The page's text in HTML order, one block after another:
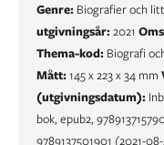
Genre: Biografier och
utgivningsår: 2021
Thema-kod: Biografi
Mått: 145 x 223 x 34 mm
(utgivningsdatum):
bok, epub2,
9789137501901 (2021-